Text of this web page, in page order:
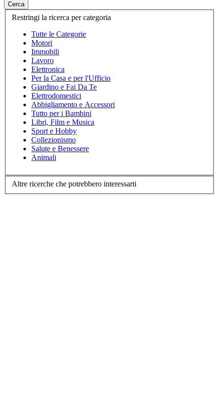
Cerca
Restringi la ricerca per categoria
Tutte le Categorie
Motori
Immobili
Lavoro
Elettronica
Per la Casa e per l'Ufficio
Giardino e Fai Da Te
Elettrodomestici
Abbigliamento e Accessori
Tutto per i Bambini
Libri, Film e Musica
Sport e Hobby
Collezionismo
Salute e Benessere
Animali
Altre ricerche che potrebbero interessarti